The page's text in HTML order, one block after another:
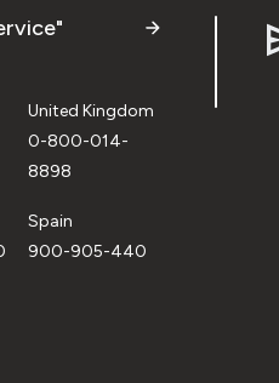
United Kingdom
0-800-014-
8898
Spain
900-905-440